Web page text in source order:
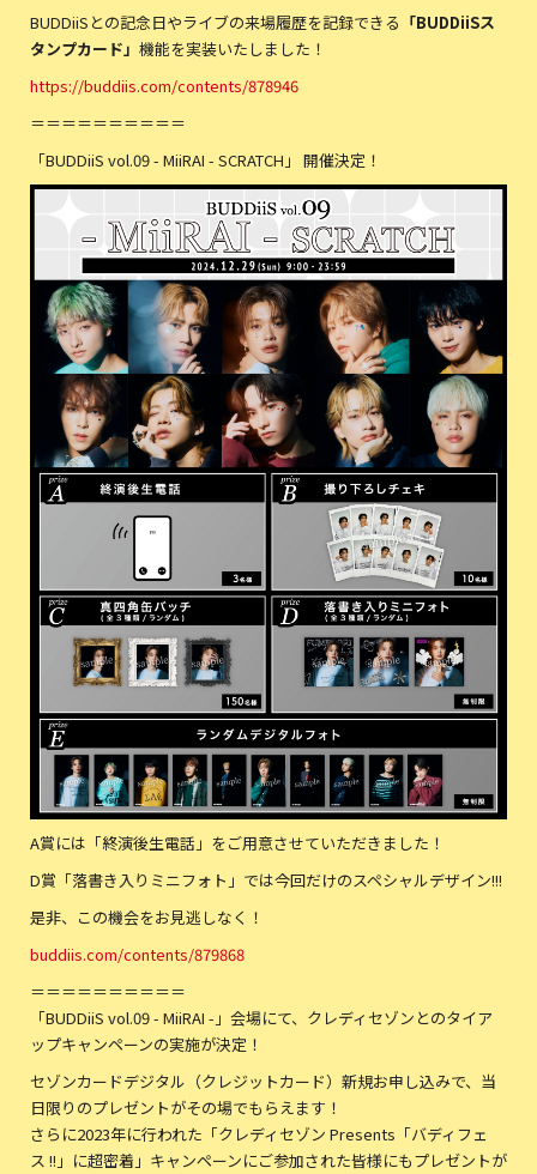
BUDDiiSとの記念日やライブの来場履歴を記録できる 「BUDDiiSス
タンプカード」 機能を実装いたしました！
https://buddiis.com/contents/878946
＝＝＝＝＝＝＝＝＝＝
「BUDDiiS vol.09 - MiiRAI - SCRATCH」 開催決定！
A賞には「終演後生電話」をご用意させていただきました！
D賞「落書き入りミニフォト」では今回だけのスペシャルデザイン!!!
是非、この機会をお見逃しなく！
buddiis.com/contents/879868
＝＝＝＝＝＝＝＝＝＝
「BUDDiiS vol.09 - MiiRAI -」会場にて、クレディセゾンとのタイア
ップキャンペーンの実施が決定！
セゾンカードデジタル（クレジットカード）新規お申し込みで、当
日限りのプレゼントがその場でもらえます！
さらに2023年に行われた「クレディセゾン Presents「バディフェ
ス !!」に超密着」キャンペーンにご参加された皆様にもプレゼントが